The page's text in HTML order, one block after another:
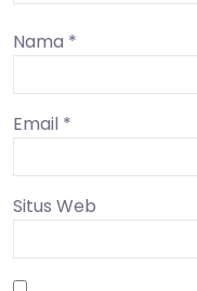
Nama *
Email *
Situs Web